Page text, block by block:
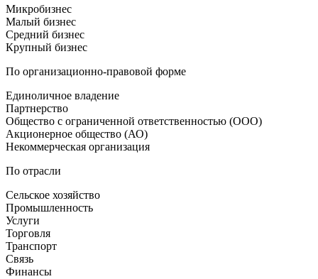
Микробизнес
Малый бизнес
Средний бизнес
Крупный бизнес
По организационно-правовой форме
Единоличное владение
Партнерство
Общество с ограниченной ответственностью (ООО)
Акционерное общество (АО)
Некоммерческая организация
По отрасли
Сельское хозяйство
Промышленность
Услуги
Торговля
Транспорт
Связь
Финансы